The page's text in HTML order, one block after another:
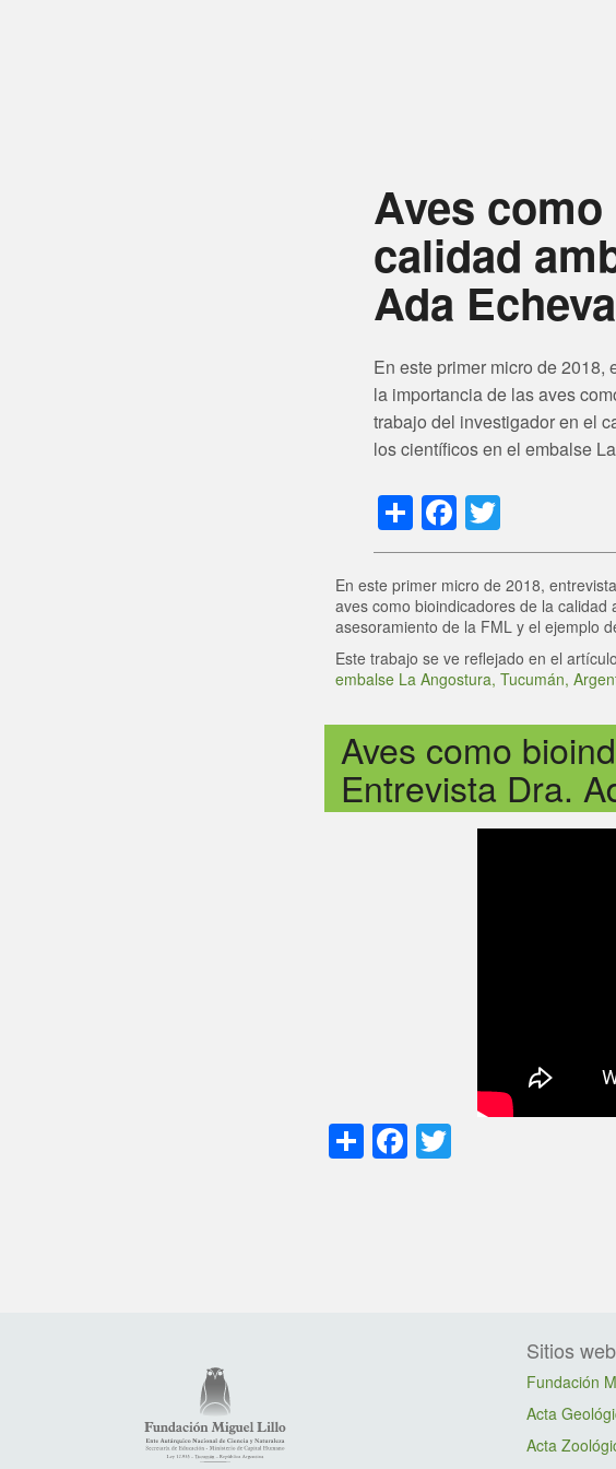
Aves
calidad
Ada
En este primer micro de 2018,
la importancia de las aves
trabajo del investigador en el
los científicos en el embalse
ShareFacebook
En este primer micro de 2018,
aves como bioindicadores de la
asesoramiento de la FML y el ejemplo
Este trabajo se ve reflejado en el artículo
embalse La Angostura, Tucumán,
Aves como
Entrevista Dra.
ShareFacebook
Twitter
Sitios web
Fundación
Acta
Acta